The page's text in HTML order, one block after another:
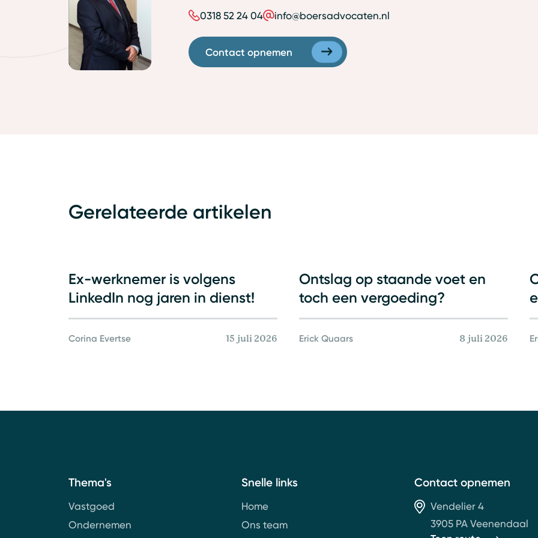
0318 52 24 04 info@boersadvocaten.nl
Contact opnemen
Gerelateerde artikelen
Ex-werknemer is volgens
LinkedIn nog jaren in dienst!
Corina Evertse 15 juli 2026
Ontslag op staande voet en
toch een vergoeding?
Erick Quaars 8 juli 2026
Thema's
Vastgoed
Ondernemen
Snelle links
Home
Ons team
Contact opnemen
Vendelier 4
3905 PA Veenendaal